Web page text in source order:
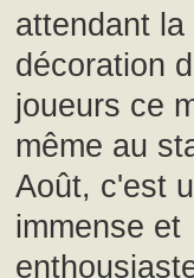
attendant la
décoration
joueurs ce
même au
Août, c'est
immense et